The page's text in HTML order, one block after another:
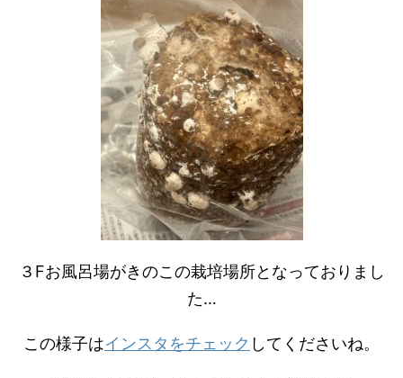
３Fお風呂場がきのこの栽培場所となっておりまし
た…
この様子はインスタをチェック してくださいね。